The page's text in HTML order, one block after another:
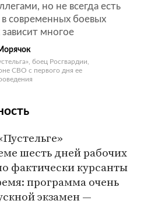
но не всегда есть
в современных боевых
зависит многое
боец Росгвардии,
СВО с первого дня ее
шесть дней рабочих
фактически курсанты
программа очень
экзамен —